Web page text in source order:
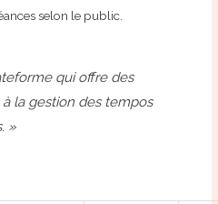
selon le public.
qui offre des
la gestion des tempos
»